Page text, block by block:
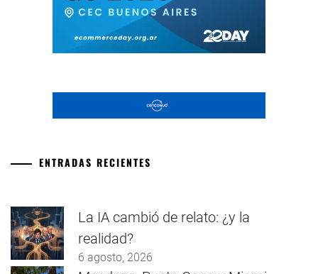
ENTRADAS RECIENTES
La IA cambió de relato: ¿y la
realidad?
6 agosto, 2026